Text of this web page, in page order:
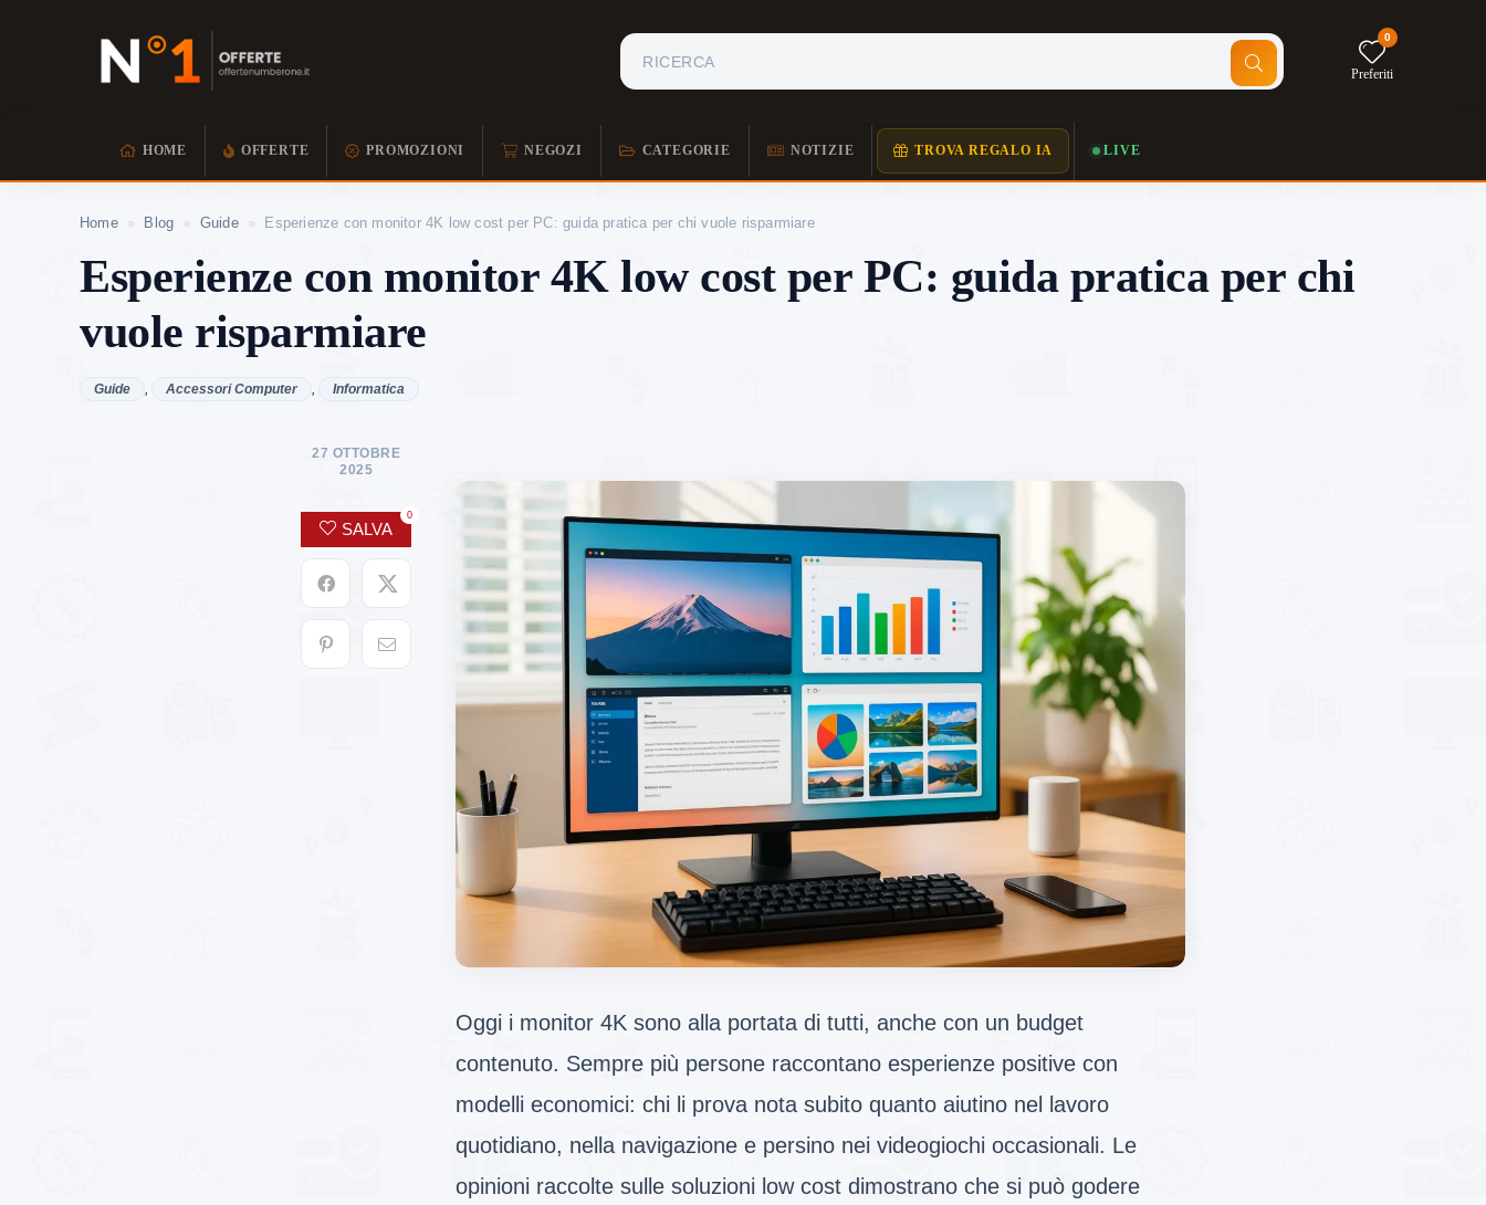
0
Preferiti
HOME OFFERTE PROMOZIONI NEGOZI CATEGORIE NOTIZIE TROVA REGALO IA LIVE
Home » Blog » Guide » Esperienze con monitor 4K low cost per PC: guida pratica per chi vuole risparmiare
Esperienze con monitor 4K low cost per PC: guida pratica per chi
vuole risparmiare
Guide , Accessori Computer , Informatica
27 OTTOBRE
2025
SALVA
0
Oggi i monitor 4K sono alla portata di tutti, anche con un budget
contenuto. Sempre più persone raccontano esperienze positive con
modelli economici: chi li prova nota subito quanto aiutino nel lavoro
quotidiano, nella navigazione e persino nei videogiochi occasionali. Le
opinioni raccolte sulle soluzioni low cost dimostrano che si può godere